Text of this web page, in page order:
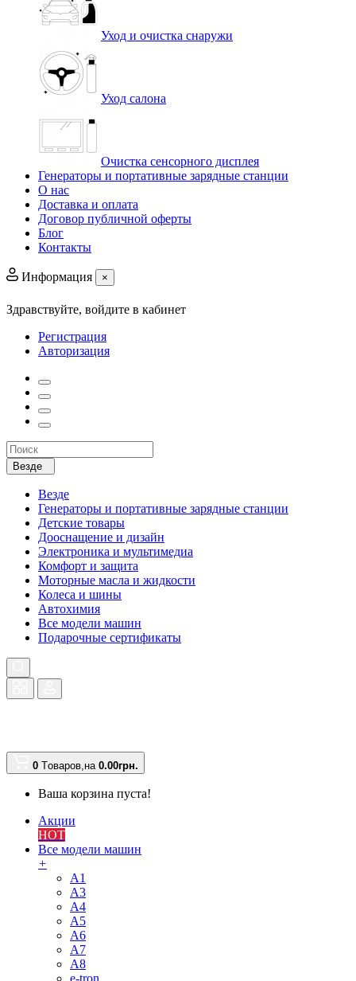
Уход и очистка снаружи
Уход салона
Очистка сенсорного дисплея
Генераторы и портативные зарядные станции
О нас
Доставка и оплата
Договор публичной оферты
Блог
Контакты
Информация ×
Здравствуйте, войдите в кабинет
Регистрация
Авторизация
Везде
Везде
Генераторы и портативные зарядные станции
Детские товары
Дооснащение и дизайн
Электроника и мультимедиа
Комфорт и защита
Моторные масла и жидкости
Колеса и шины
Автохимия
Все модели машин
Подарочные сертификаты
0 Tоваров,на 0.00грн.
Ваша корзина пуста!
Акции
HOT
Все модели машин
+
A1
A3
A4
A5
A6
A7
A8
e-tron